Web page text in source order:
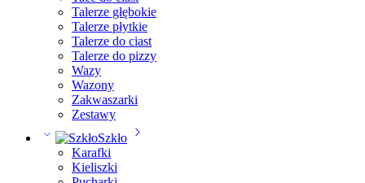
Talerze głębokie
Talerze płytkie
Talerze do ciast
Talerze do pizzy
Wazy
Wazony
Zakwaszarki
Zestawy
Szkło
Karafki
Kieliszki